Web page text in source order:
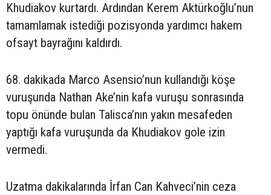
Khudiakov kurtardı. Ardından Kerem Aktürkoğlu’nun
tamamlamak istediği pozisyonda yardımcı hakem
ofsayt bayrağını kaldırdı.
68. dakikada Marco Asensio’nun kullandığı köşe
vuruşunda Nathan Ake’nin kafa vuruşu sonrasında
topu önünde bulan Talisca’nın yakın mesafeden
yaptığı kafa vuruşunda da Khudiakov gole izin
vermedi.
Uzatma dakikalarında İrfan Can Kahveci’nin ceza